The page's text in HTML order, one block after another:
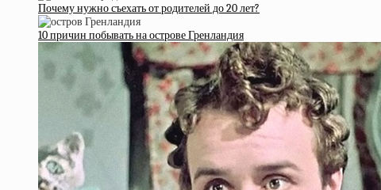
Почему нужно съехать от родителей до 20 лет?
10 причин побывать на острове Гренландия